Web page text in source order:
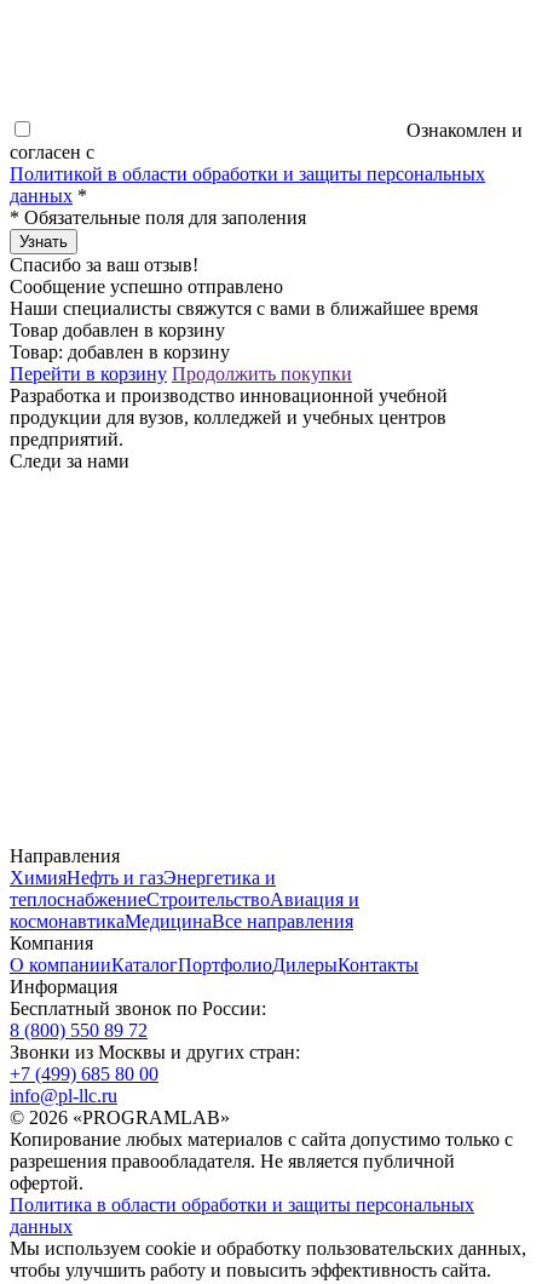
Ознакомлен и
согласен с
Политикой в области обработки и защиты персональных
данных *
* Обязательные поля для заполения
Узнать
Спасибо за ваш отзыв!
Сообщение успешно отправлено
Наши специалисты свяжутся с вами в ближайшее время
Товар добавлен в корзину
Товар: добавлен в корзину
Перейти в корзину Продолжить покупки
Разработка и производство инновационной учебной
продукции для вузов, колледжей и учебных центров
предприятий.
Следи за нами
Направления
ХимияНефть и газЭнергетика и
теплоснабжениеСтроительствоАвиация и
космонавтикаМедицинаВсе направления
Компания
О компанииКаталогПортфолиоДилерыКонтакты
Информация
Бесплатный звонок по России:
8 (800) 550 89 72
Звонки из Москвы и других стран:
+7 (499) 685 80 00
info@pl-llc.ru
© 2026 «PROGRAMLAB»
Копирование любых материалов с сайта допустимо только с
разрешения правообладателя. Не является публичной
офертой.
Политика в области обработки и защиты персональных
данных
Мы используем cookie и обработку пользовательских данных,
чтобы улучшить работу и повысить эффективность сайта.